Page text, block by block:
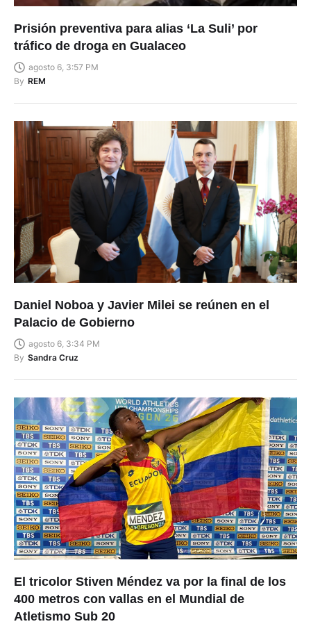
Prisión preventiva para alias ‘La Suli’ por
tráfico de droga en Gualaceo
agosto 6, 3:57 PM
By REM
Daniel Noboa y Javier Milei se reúnen en el
Palacio de Gobierno
agosto 6, 3:34 PM
By Sandra Cruz
El tricolor Stiven Méndez va por la final de los
400 metros con vallas en el Mundial de
Atletismo Sub 20